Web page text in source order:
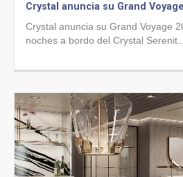
Crystal anuncia su Grand
Crystal anuncia su Grand Voyage
noches a bordo del Crystal Serenit...